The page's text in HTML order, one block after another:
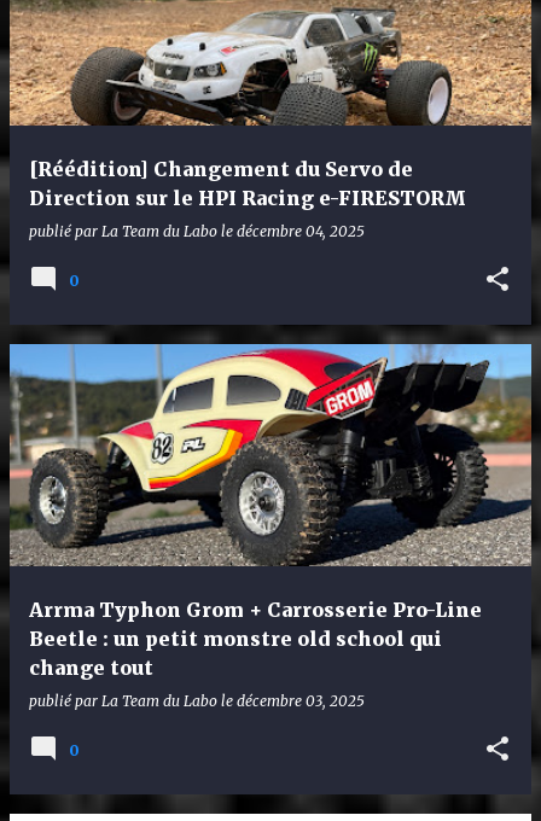
[Réédition] Changement du Servo de
Direction sur le HPI Racing e-FIRESTORM
publié par La Team du Labo le décembre 04, 2025
0
Arrma Typhon Grom + Carrosserie Pro-Line
Beetle : un petit monstre old school qui
change tout
publié par La Team du Labo le décembre 03, 2025
0